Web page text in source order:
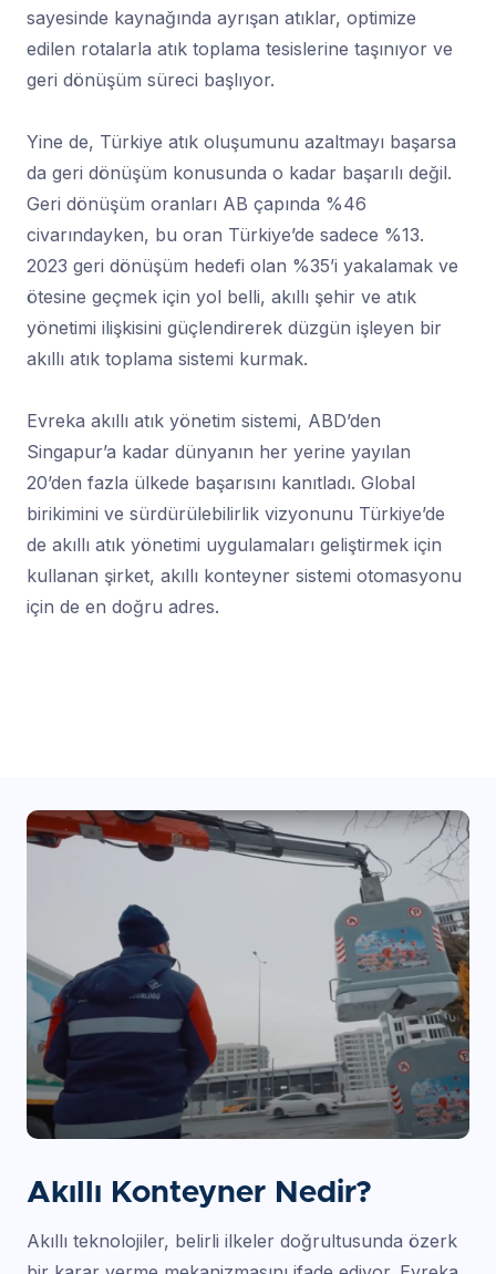
sayesinde kaynağında ayrışan atıklar, optimize
edilen rotalarla atık toplama tesislerine taşınıyor ve
geri dönüşüm süreci başlıyor.
Yine de, Türkiye atık oluşumunu azaltmayı başarsa
da geri dönüşüm konusunda o kadar başarılı değil.
Geri dönüşüm oranları AB çapında %46
civarındayken, bu oran Türkiye’de sadece %13.
2023 geri dönüşüm hedefi olan %35’i yakalamak ve
ötesine geçmek için yol belli, akıllı şehir ve atık
yönetimi ilişkisini güçlendirerek düzgün işleyen bir
akıllı atık toplama sistemi kurmak.
Evreka akıllı atık yönetim sistemi, ABD’den
Singapur’a kadar dünyanın her yerine yayılan
20’den fazla ülkede başarısını kanıtladı. Global
birikimini ve sürdürülebilirlik vizyonunu Türkiye’de
de akıllı atık yönetimi uygulamaları geliştirmek için
kullanan şirket, akıllı konteyner sistemi otomasyonu
için de en doğru adres.
Akıllı Konteyner Nedir?
Akıllı teknolojiler, belirli ilkeler doğrultusunda özerk